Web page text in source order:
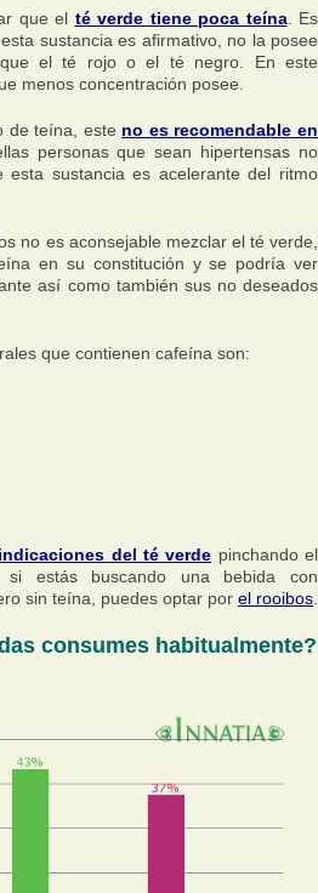
que el té verde tiene poca teína. Es
sustancia es afirmativo, no la posee
el té rojo o el té negro. En este
menos concentración posee.
de teína, este no es recomendable en
personas que sean hipertensas no
esta sustancia es acelerante del ritmo
no es aconsejable mezclar el té verde,
en su constitución y se podría ver
así como también sus no deseados
que contienen cafeína son:
del té verde pinchando el
si estás buscando una bebida con
sin teína, puedes optar por el rooibos
consumes habitualmente?